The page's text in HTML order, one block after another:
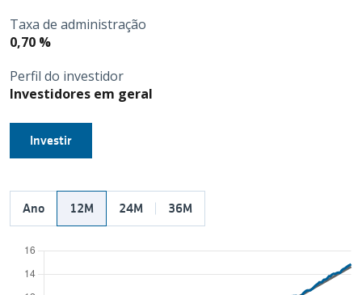
Taxa de administração
0,70 %
Perfil do investidor
Investidores em geral
Investir
Ano 12M 24M 36M